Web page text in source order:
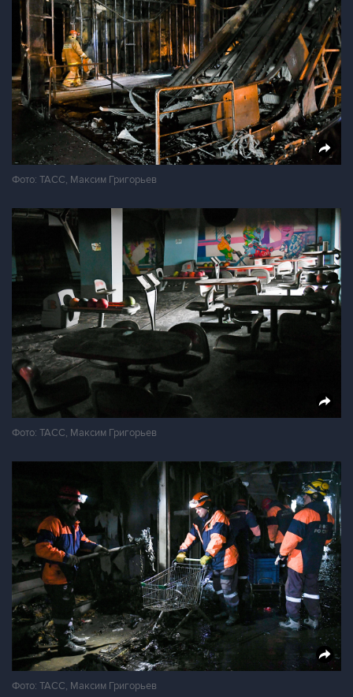
Фото: ТАСС, Максим Григорьев
Фото: ТАСС, Максим Григорьев
Фото: ТАСС, Максим Григорьев